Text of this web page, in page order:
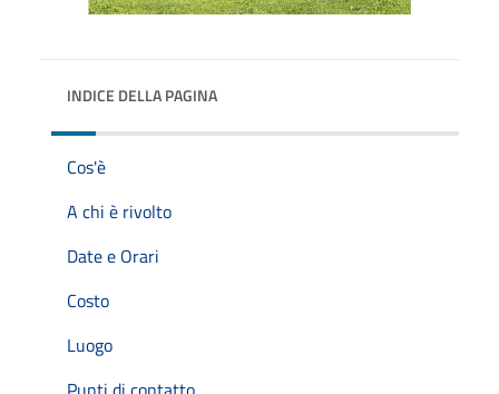
INDICE DELLA PAGINA
Cos'è
A chi è rivolto
Date e Orari
Costo
Luogo